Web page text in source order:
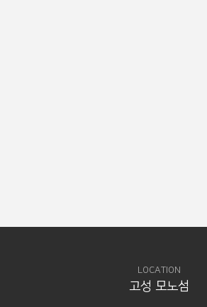
LOCATION
고성 모노섬